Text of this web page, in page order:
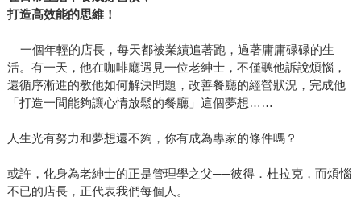
打造高效能的思維！
一個年輕的店長，每天都被業績追著跑，過著庸庸碌碌的生
活。有一天，他在咖啡廳遇見一位老紳士，不僅聽他訴說煩惱，
還循序漸進的教他如何解決問題，改善餐廳的經營狀況，完成他
「打造一間能夠讓心情放鬆的餐廳」這個夢想……
人生光有努力和夢想還不夠，你有成為專家的條件嗎？
或許，化身為老紳士的正是管理學之父──彼得．杜拉克，而煩惱
不已的店長，正代表我們每個人。